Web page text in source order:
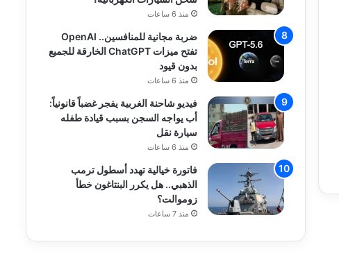
منذ 6 ساعات
ضربة مجانية للمنافسين.. OpenAI
تفتح ميزات ChatGPT الخارقة للجميع
بدون قيود
منذ 6 ساعات
فيديو شاحنة الغربية يفجر غضباً قانونياً:
أب يواجه السجن بسبب قيادة طفله
سيارة نقل
منذ 6 ساعات
فاتورة خيالية تهدد أسطول ترمب
الذهبي.. هل يكرر البنتاغون خطأ
زوموالت؟
منذ 7 ساعات